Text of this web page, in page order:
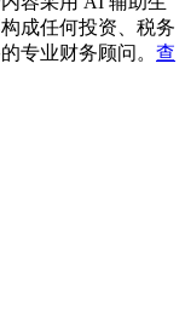
成任何投资、税务
专业财务顾问。 查